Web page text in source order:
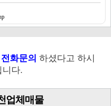
전화문의 하셨다고 하시
니다.
업체매물